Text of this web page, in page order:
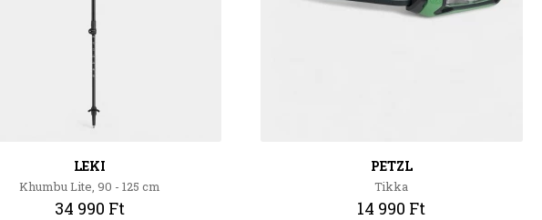
LEKI
Khumbu Lite, 90 - 125 cm
34 990 Ft
PETZL
Tikka
14 990 Ft